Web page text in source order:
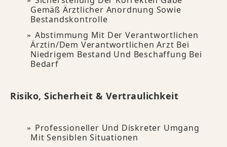
Gemäß Ärztlicher Anordnung Sowie
Bestandskontrolle
Abstimmung Mit Der Verantwortlichen
Ärztin/dem Verantwortlichen Arzt Bei
Niedrigem Bestand Und Beschaffung Bei
Bedarf
Risiko, Sicherheit & Vertraulichkeit
Professioneller Und Diskreter Umgang
Mit Sensiblen Situationen